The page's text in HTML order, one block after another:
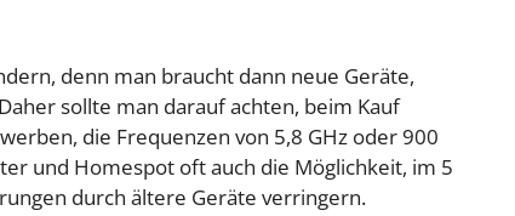
denn man braucht dann neue Geräte,
sollte man darauf achten, beim Kauf
die Frequenzen von 5,8 GHz oder 900
und Homespot oft auch die Möglichkeit, im 5
durch ältere Geräte verringern.